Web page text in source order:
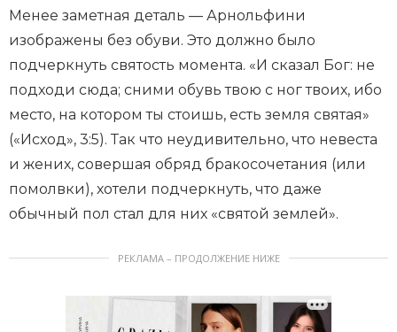
Менее заметная деталь — Арнольфини
изображены без обуви. Это должно было
подчеркнуть святость момента. «И сказал Бог: не
подходи сюда; сними обувь твою с ног твоих, ибо
место, на котором ты стоишь, есть земля святая»
(«Исход», 3:5). Так что неудивительно, что невеста
и жених, совершая обряд бракосочетания (или
помолвки), хотели подчеркнуть, что даже
обычный пол стал для них «святой землей».
РЕКЛАМА – ПРОДОЛЖЕНИЕ НИЖЕ